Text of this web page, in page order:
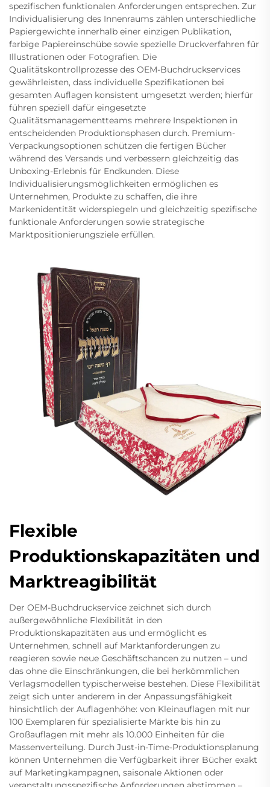
spezifischen funktionalen Anforderungen entsprechen. Zur
Individualisierung des Innenraums zählen unterschiedliche
Papiergewichte innerhalb einer einzigen Publikation,
farbige Papiereinschübe sowie spezielle Druckverfahren für
Illustrationen oder Fotografien. Die
Qualitätskontrollprozesse des OEM-Buchdruckservices
gewährleisten, dass individuelle Spezifikationen bei
gesamten Auflagen konsistent umgesetzt werden; hierfür
führen speziell dafür eingesetzte
Qualitätsmanagementteams mehrere Inspektionen in
entscheidenden Produktionsphasen durch. Premium-
Verpackungsoptionen schützen die fertigen Bücher
während des Versands und verbessern gleichzeitig das
Unboxing-Erlebnis für Endkunden. Diese
Individualisierungsmöglichkeiten ermöglichen es
Unternehmen, Produkte zu schaffen, die ihre
Markenidentität widerspiegeln und gleichzeitig spezifische
funktionale Anforderungen sowie strategische
Marktpositionierungsziele erfüllen.
Flexible
Produktionskapazitäten und
Marktreagibilität
Der OEM-Buchdruckservice zeichnet sich durch
außergewöhnliche Flexibilität in den
Produktionskapazitäten aus und ermöglicht es
Unternehmen, schnell auf Marktanforderungen zu
reagieren sowie neue Geschäftschancen zu nutzen – und
das ohne die Einschränkungen, die bei herkömmlichen
Verlagsmodellen typischerweise bestehen. Diese Flexibilität
zeigt sich unter anderem in der Anpassungsfähigkeit
hinsichtlich der Auflagenhöhe: von Kleinauflagen mit nur
100 Exemplaren für spezialisierte Märkte bis hin zu
Großauflagen mit mehr als 10.000 Einheiten für die
Massenverteilung. Durch Just-in-Time-Produktionsplanung
können Unternehmen die Verfügbarkeit ihrer Bücher exakt
auf Marketingkampagnen, saisonale Aktionen oder